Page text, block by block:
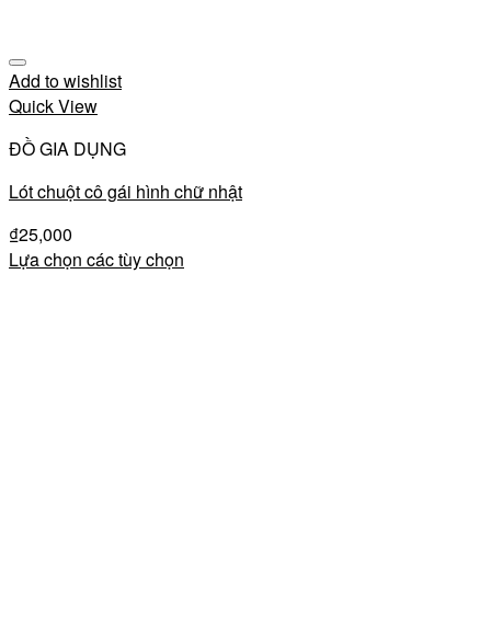
Add to wishlist
Quick View
ĐỒ GIA DỤNG
Lót chuột cô gái hình chữ nhật
₫25,000
Lựa chọn các tùy chọn